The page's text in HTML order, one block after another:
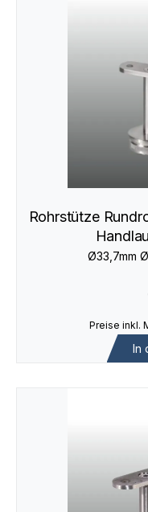
Rohrstütze
Ø33,7mm
Preise inkl.
In